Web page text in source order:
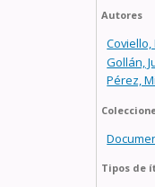
Autores
Gollán,
Pérez,
Tipos de